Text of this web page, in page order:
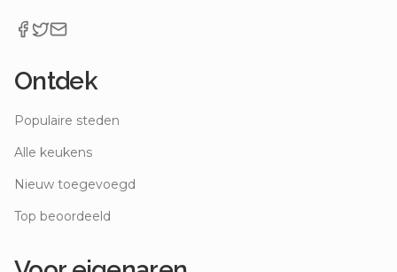
Ontdek
Populaire steden
Alle keukens
Nieuw toegevoegd
Top beoordeeld